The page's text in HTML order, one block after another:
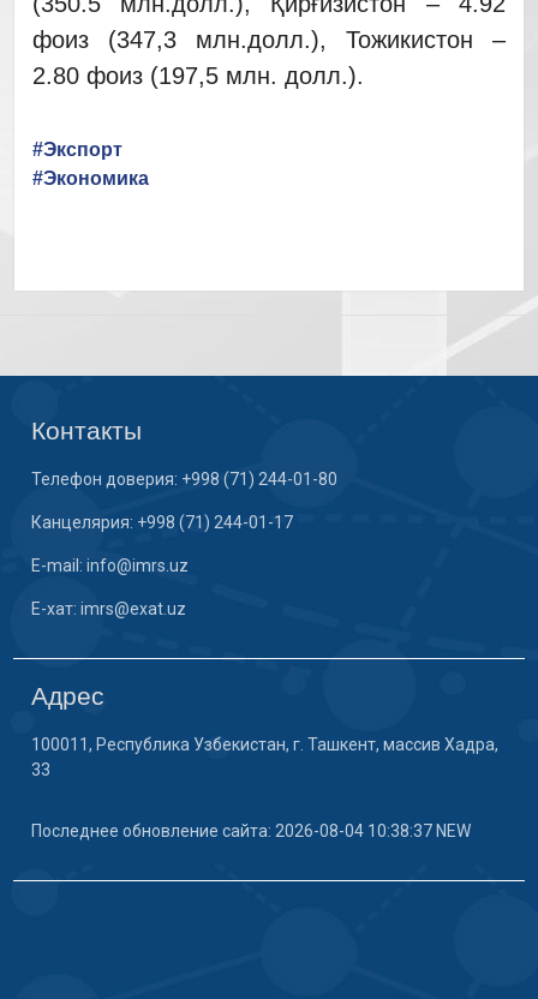
фоиз (347,3 млн.долл.), Тожикистон –
2.80 фоиз (197,5 млн. долл.).
#Экспорт
#Экономика
Контакты
Телефон доверия: +998 (71) 244-01-80
Канцелярия: +998 (71) 244-01-17
E-mail: info@imrs.uz
E-хат: imrs@exat.uz
Адрес
100011, Республика Узбекистан, г. Ташкент, массив Хадра,
33
Последнее обновление сайта: 2026-08-04 10:38:37 NEW